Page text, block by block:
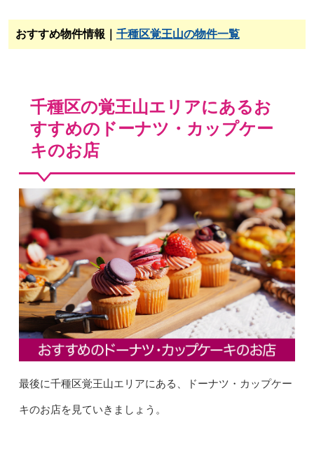
おすすめ物件情報｜ 千種区覚王山の物件一覧
千種区の覚王山エリアにあるお
すすめのドーナツ・カップケー
キのお店
最後に千種区覚王山エリアにある、ドーナツ・カップケー
キのお店を見ていきましょう。